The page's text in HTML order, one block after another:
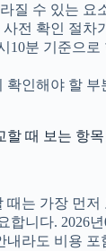
질 수 있는 요
전 확인 절차
10분 기준으
확인해야 할 부
때 보는 항목
는 가장 먼저
합니다. 2026
라도 비용 포